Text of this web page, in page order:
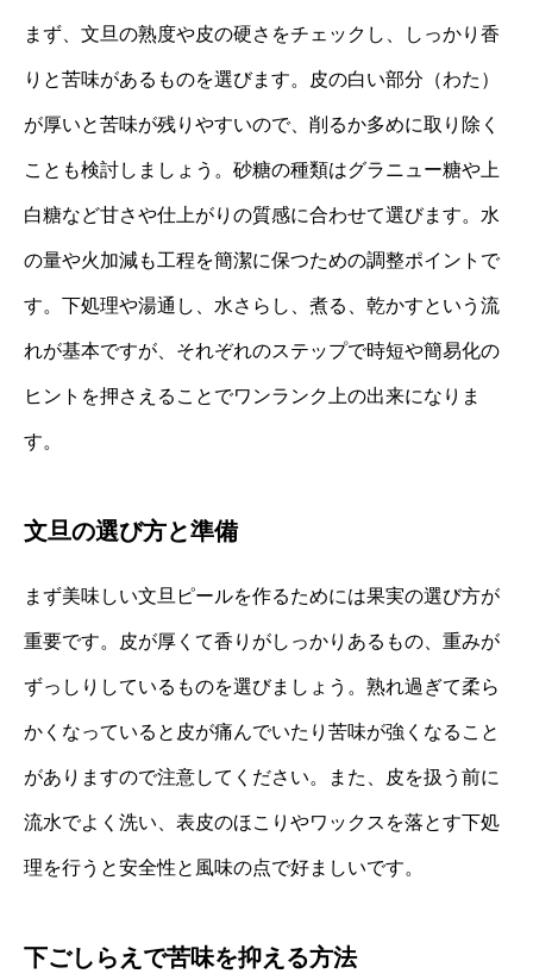
まず、文旦の熟度や皮の硬さをチェックし、しっかり香
りと苦味があるものを選びます。皮の白い部分（わた）
が厚いと苦味が残りやすいので、削るか多めに取り除く
ことも検討しましょう。砂糖の種類はグラニュー糖や上
白糖など甘さや仕上がりの質感に合わせて選びます。水
の量や火加減も工程を簡潔に保つための調整ポイントで
す。下処理や湯通し、水さらし、煮る、乾かすという流
れが基本ですが、それぞれのステップで時短や簡易化の
ヒントを押さえることでワンランク上の出来になりま
す。
文旦の選び方と準備
まず美味しい文旦ピールを作るためには果実の選び方が
重要です。皮が厚くて香りがしっかりあるもの、重みが
ずっしりしているものを選びましょう。熟れ過ぎて柔ら
かくなっていると皮が痛んでいたり苦味が強くなること
がありますので注意してください。また、皮を扱う前に
流水でよく洗い、表皮のほこりやワックスを落とす下処
理を行うと安全性と風味の点で好ましいです。
下ごしらえで苦味を抑える方法